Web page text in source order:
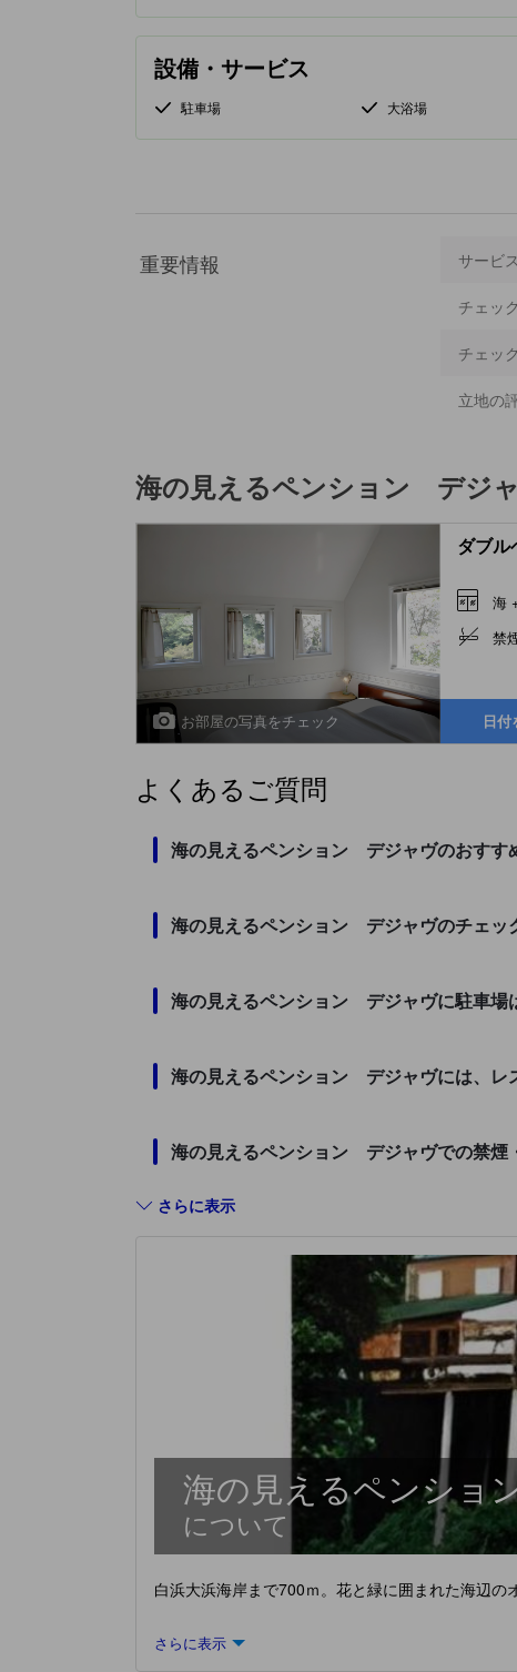
設備・サービス
駐車場 大浴場
重要情報 サービス
チェッ
チェッ
立地の
海の見えるペンション デジ
お部屋の写真をチェック
ダブ
海
禁
日
よくあるご質問
海の見えるペンション デジャヴのおすす
海の見えるペンション デジャヴのチェッ
海の見えるペンション デジャヴに駐車場
海の見えるペンション デジャヴには、レ
海の見えるペンション デジャヴでの禁煙
さらに表示
海の見えるペンシ
について
白浜大浜海岸まで700ｍ。花と緑に囲まれた海辺の
さらに表示